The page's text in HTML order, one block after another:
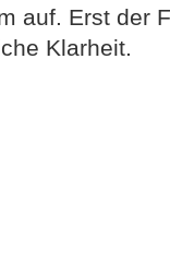
auf. Erst der
Klarheit.